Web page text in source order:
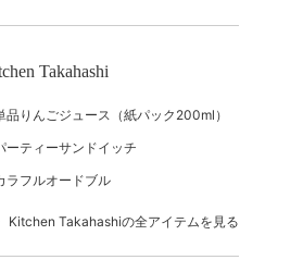
Takahashi
品りんごジュース（紙パック200ml）
ーティーサンドイッチ
ラフルオードブル
Kitchen Takahashiの全アイテムを見る